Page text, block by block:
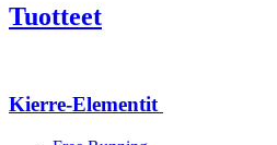
Tuotteet
Kierre-Elementit